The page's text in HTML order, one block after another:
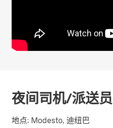
夜间司机/派送员
地点: Modesto, 迪纽巴